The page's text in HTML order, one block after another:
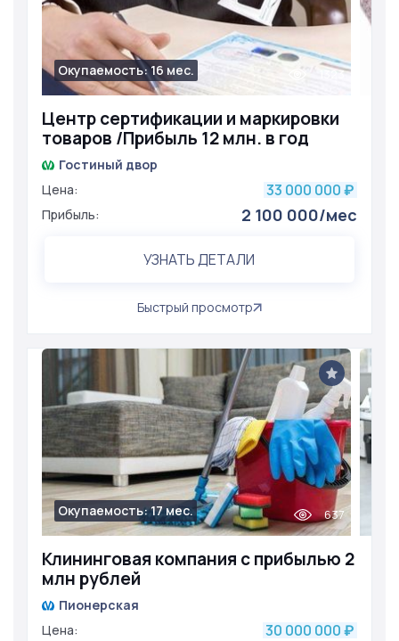
Центр сертификации и маркировки
товаров /Прибыль 12 млн. в год
Окупаемость: 16 мес. 1323
Гостиный двор
Цена:
33 000 000 ₽
Прибыль: 2 100 000/мес
УЗНАТЬ ДЕТАЛИ
Быстрый просмотр
Клининговая компания с прибылью 2
млн рублей
Окупаемость: 17 мес. 637
Пионерская
Цена:
30 000 000 ₽